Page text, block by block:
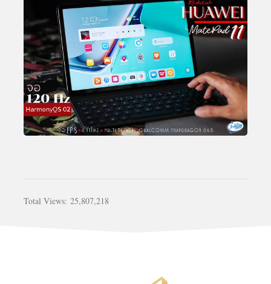
Total Views: 25,807,218